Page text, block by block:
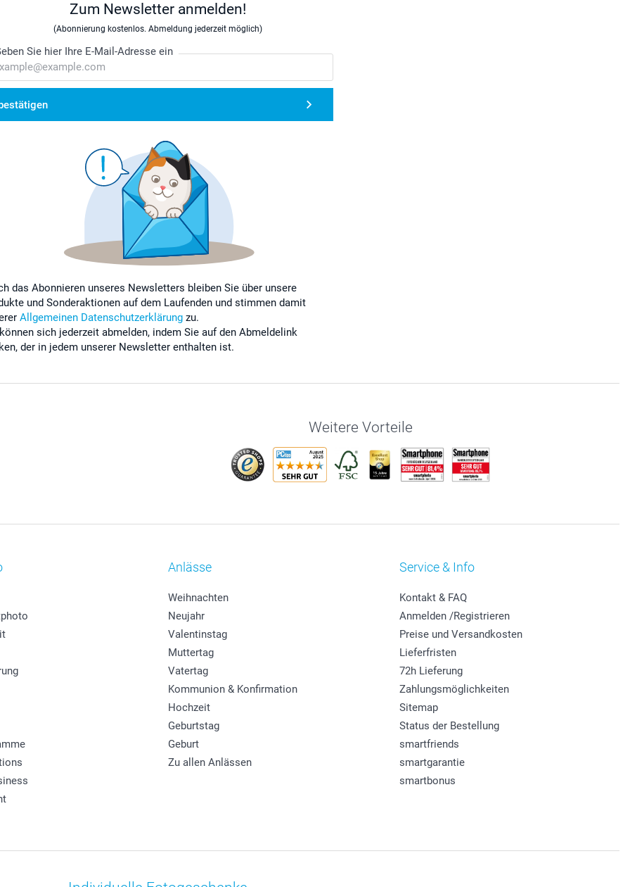
Zum Newsletter anmelden!
(Abonnierung kostenlos. Abmeldung jederzeit möglich)
Sie hier Ihre E-Mail-Adresse ein
das Abonnieren unseres Newsletters bleiben Sie über unsere
und Sonderaktionen auf dem Laufenden und stimmen damit
Allgemeinen Datenschutzerklärung zu.
sich jederzeit abmelden, indem Sie auf den Abmeldelink
der in jedem unserer Newsletter enthalten ist.
Weitere Vorteile
Anlässe
Weihnachten
Neujahr
Valentinstag
Muttertag
Vatertag
Kommunion & Konfirmation
Hochzeit
Geburtstag
Geburt
Zu allen Anlässen
Service & Info
Kontakt & FAQ
Anmelden /Registrieren
Preise und Versandkosten
Lieferfristen
72h Lieferung
Zahlungsmöglichkeiten
Sitemap
Status der Bestellung
smartfriends
smartgarantie
smartbonus